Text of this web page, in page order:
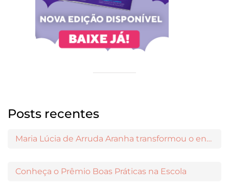
Posts recentes
Maria Lúcia de Arruda Aranha transformou o ensino de Filosofia no Brasil
Conheça o Prêmio Boas Práticas na Escola